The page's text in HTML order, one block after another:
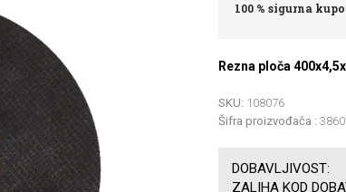
100 % sigurna
Rezna ploča
SKU: 108076
Šifra proizvođača :
DOBAVLJIVOST:
ZALIHA KOD